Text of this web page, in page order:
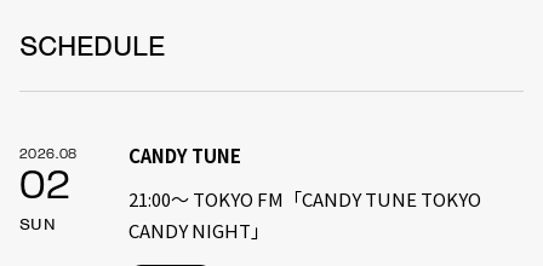
SCHEDULE
2026.08
02
SUN
CANDY TUNE
21:00〜 TOKYO FM「CANDY TUNE TOKYO
CANDY NIGHT」